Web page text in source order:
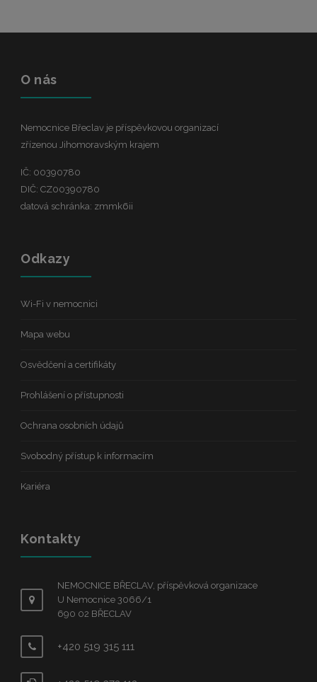
O nás
Nemocnice Břeclav je příspěvkovou organizací
zřízenou Jihomoravským krajem
IČ: 00390780
DIČ: CZ00390780
datová schránka: zmmk6ii
Odkazy
Wi-Fi v nemocnici
Mapa webu
Osvědčení a certifikáty
Prohlášení o přístupnosti
Ochrana osobních údajů
Svobodný přístup k informacím
Kariéra
Kontakty
NEMOCNICE BŘECLAV, příspěvková organizace
U Nemocnice 3066/1
690 02 BŘECLAV
+420 519 315 111